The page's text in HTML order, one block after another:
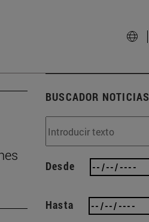
BUSCADOR NOTICIAS
Desde
Hasta